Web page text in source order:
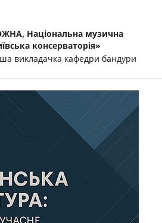
Національна музична
консерваторія»
викладачка кафедри бандури